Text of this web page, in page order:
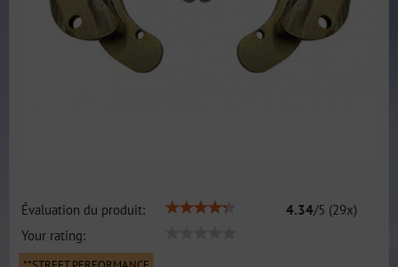
Évaluation du produit: 4.34/5 (29x)
Your rating: